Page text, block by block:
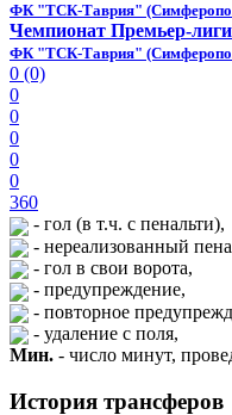
ФК "ТСК-Таврия"
Чемпионат Премьер-
ФК "ТСК-Таврия"
0 (0)
0
0
0
0
0
360
- гол (в т.ч. с пенальти),
- нереализованный
- гол в свои ворота,
- предупреждение,
- повторное
- удаление с поля,
Мин. - число минут,
История трансферов